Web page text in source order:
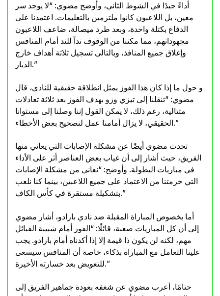
أداءً جيدًا في الشوط الثاني، وأوضح مضوي: “لا يوجد سر
معين، بل اللاعبون كانوا ملتزمين بالتعليمات. اعتمدنا على
الدفاع بكتلة واحدة، وبعد طرد ميصالة، ضاعف اللاعبون
مجهوداتهم، مما مكننا من الوقوف نداً للند أمام المنافس
وإغلاق جميع المنافذ، وبالتالي تسجيل ثلاثة أهداف خارج
الديار.”
و حول ما إذا كان هذا الفوز يمثل انطلاقة حقيقية للنادي، قال
مضوي: “تنقلنا إلى تيزي وزو بهدف الفوز بعد ثلاثة تعادلات
متتالية، رغم ذلك، لا يمكن القول إننا وصلنا إلى مستوانا
الحقيقي، لا يزال أمامنا عمل لتصحيح بعض الأخطاء.”
تحدث مضوي أيضًا عن مشكلة الإصابات التي يعاني منها
الفريق، حيث أشار إلى أن غياب بعض العناصر أثر على الأداء
في مباريات البطولة. وأوضح: “نعاني من مشكلة الإصابات
التي حرمتنا من الاعتماد على جميع اللاعبين، بينما كنا نلعب
بتشكيلة مستقرة في كأس الكاف.”
أما بخصوص المباراة المقبلة ضد نادي بارادو، أشار مضوي
إلى أن كل المباريات صعبة، قائلًا: “الفوز أمام شبيبة القبائل
مهم، لكنه لن يكون ذا قيمة إلا إذا أكدناه أمام بارادو. يجب
علينا التعامل مع المباراة بذكاء، خاصة أن المنافس سيسعى
للتعويض بعد خسارته الأخيرة.”
ختامًا، أعرب مضوي عن شغفه بعودة جماهير الفريق إلى